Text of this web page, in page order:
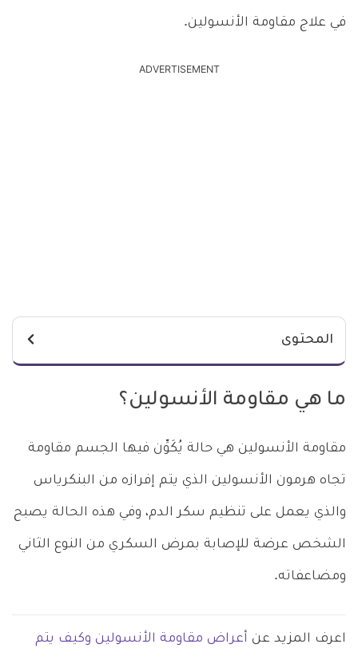
في علاج مقاومة الأنسولين.
ADVERTISEMENT
المحتوى
ما هي مقاومة الأنسولين؟
مقاومة الأنسولين هي حالة يُكَوِّن فيها الجسم مقاومة
تجاه هرمون الأنسولين الذي يتم إفرازه من البنكرياس
والذي يعمل على تنظيم سكر الدم، وفي هذه الحالة يصبح
الشخص عرضة للإصابة بمرض السكري من النوع الثاني
ومضاعفاته.
اعرف المزيد عن أعراض مقاومة الأنسولين وكيف يتم